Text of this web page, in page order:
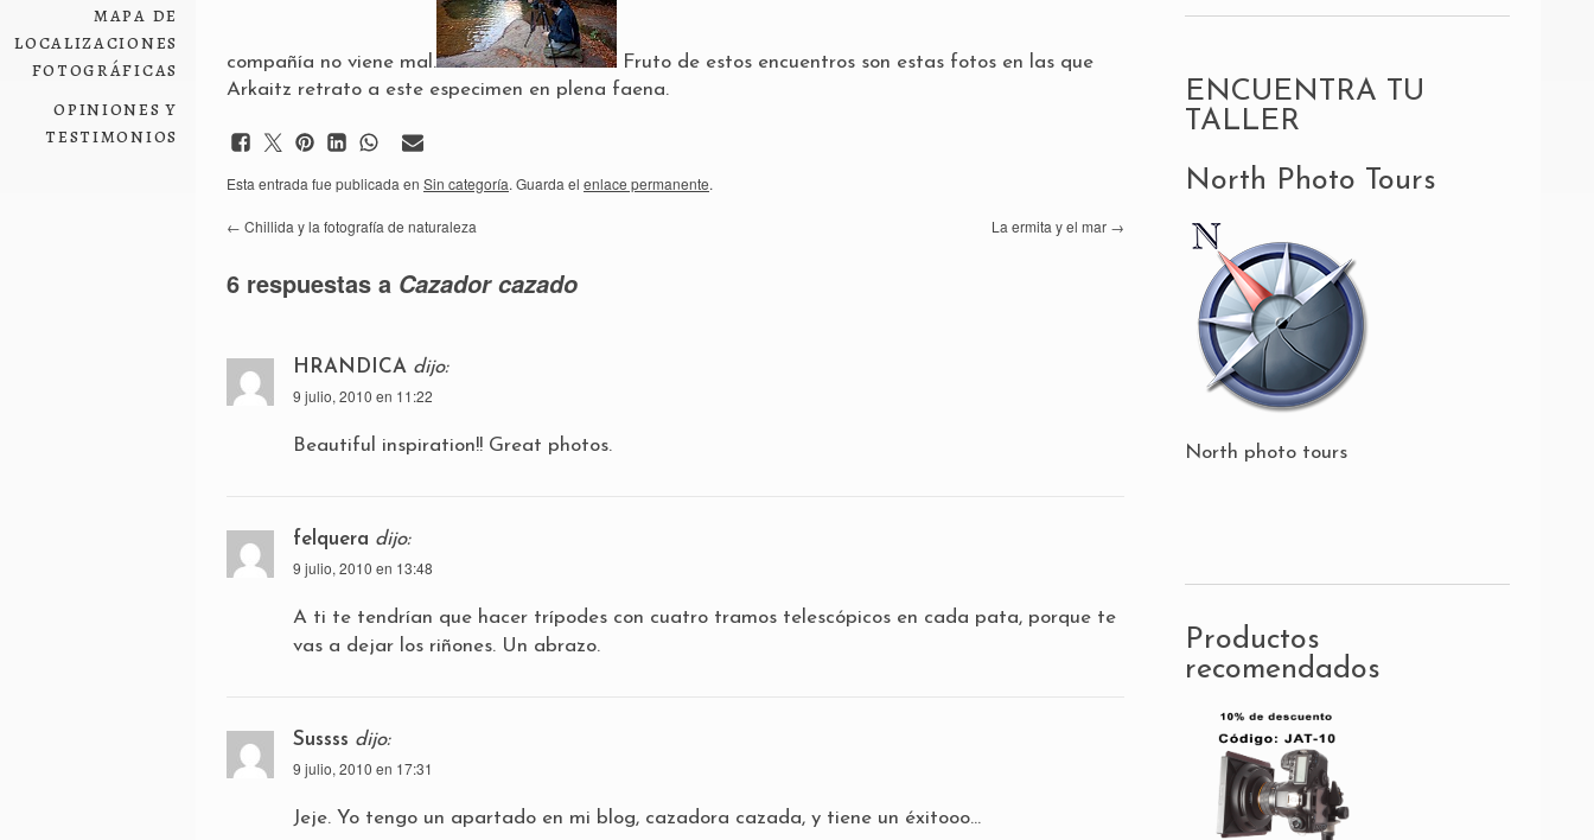
mapa de
localizaciones
fotográficas
opiniones y
testimonios
compañía no viene mal.
Fruto de estos encuentros son estas fotos en las que
Arkaitz retrato a este especimen en plena faena.
Esta entrada fue publicada en Sin categoría. Guarda el enlace permanente.
← Chillida y la fotografía de naturaleza La ermita y el mar →
6 respuestas a Cazador cazado
HRANDICA dijo:
9 julio, 2010 en 11:22
Beautiful inspiration!! Great photos.
felquera dijo:
9 julio, 2010 en 13:48
A ti te tendrían que hacer trípodes con cuatro tramos telescópicos en cada pata, porque te
vas a dejar los riñones. Un abrazo.
Sussss dijo:
9 julio, 2010 en 17:31
Jeje. Yo tengo un apartado en mi blog, cazadora cazada, y tiene un éxitooo…
ENCUENTRA TU
TALLER
North Photo Tours
North photo tours
Productos
recomendados